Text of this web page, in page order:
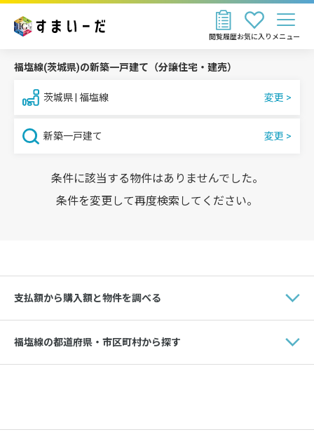
お気に入り
閲覧履歴 メニュー
福塩線(茨城県)の新築一戸建て（分譲住宅・建売）
茨城県 | 福塩線
新築一戸建て
条件に該当する物件はありませんでした。
条件を変更して再度検索してください。
支払額から購入額と物件を調べる
福塩線の都道府県・市区町村から探す